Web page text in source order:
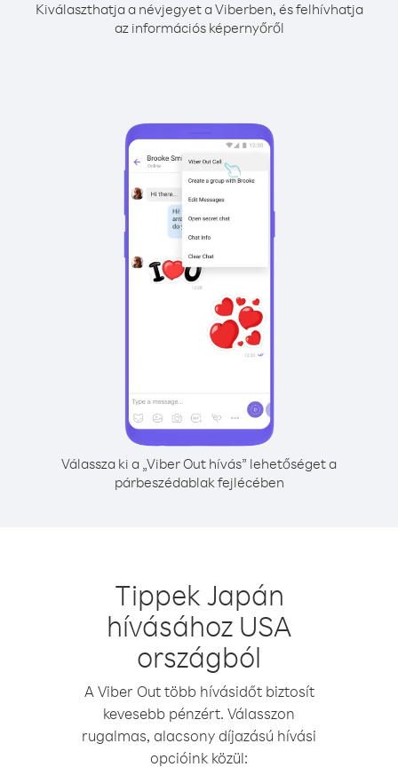
Kiválaszthatja a névjegyet a Viberben, és felhívhatja
az információs képernyőről
Válassza ki a „Viber Out hívás” lehetőséget a
párbeszédablak fejlécében
Tippek Japán
hívásához USA
országból
A Viber Out több hívásidőt biztosít
kevesebb pénzért. Válasszon
rugalmas, alacsony díjazású hívási
opcióink közül: